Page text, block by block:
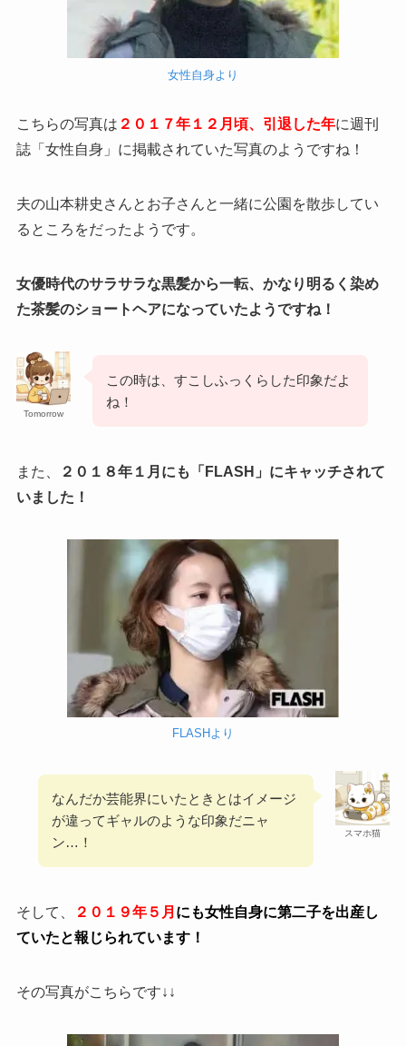
女性自身より
こちらの写真は ２０１７年１２月頃、引退した年に週刊
誌「女性自身」に掲載されていた写真のようですね！
夫の山本耕史さんとお子さんと一緒に公園を散歩してい
るところをだったようです。
女優時代のサラサラな黒髪から一転、かなり明るく染め
た茶髪のショートヘアになっていたようですね！
Tomorrow
この時は、すこしふっくらした印象だよ
ね！
また、
２０１８年１月にも「FLASH」にキャッチされて
いました！
FLASHより
スマホ猫
なんだか芸能界にいたときとはイメージ
が違ってギャルのような印象だニャ
ン…！
そして、 ２０１９年５月 にも女性自身に第二子を出産し
ていたと報じられています！
その写真がこちらです↓↓